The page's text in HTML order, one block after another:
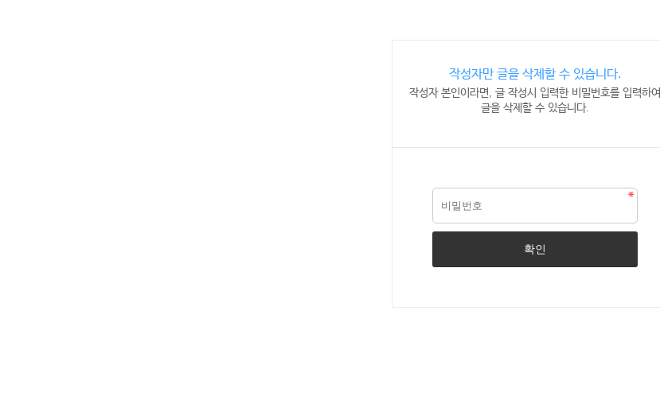
작성자만 글을 삭제할 수 있습니다.
작성자 본인이라면, 글 작성시 입력한 비밀번호를 입력하여
글을 삭제할 수 있습니다.